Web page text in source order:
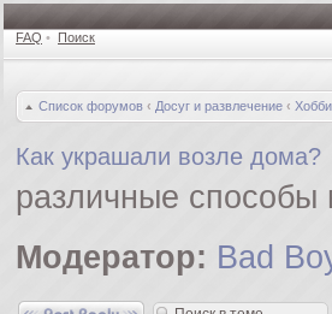
FAQ • Поиск
Список форумов ‹ Досуг и развлечение ‹ Хобби
Как украшали возле дома?
различные способы
Модератор: Bad
Ответить